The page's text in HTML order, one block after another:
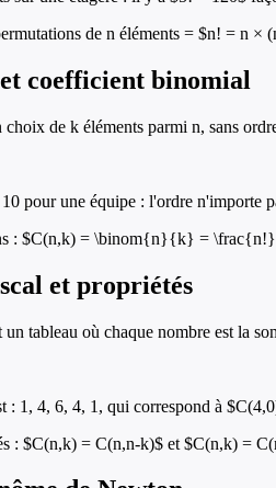
de n éléments = $n! = n ×
coefficient binomial
choix de k éléments parmi n, sans
pour une équipe : l'ordre
: $C(n,k) = \binom{n}{k} =
et propriétés
un tableau où chaque nombre est la
: 1, 4, 6, 4, 1, qui correspond à
: $C(n,k) = C(n,n-k)$ et $C(n,k) =